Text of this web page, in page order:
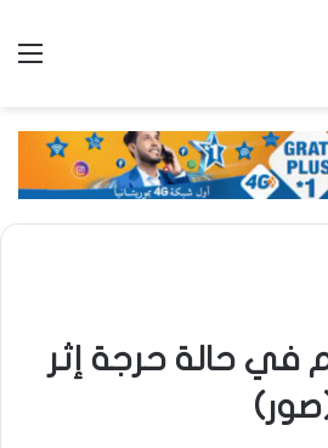
حالة حرجة إثر